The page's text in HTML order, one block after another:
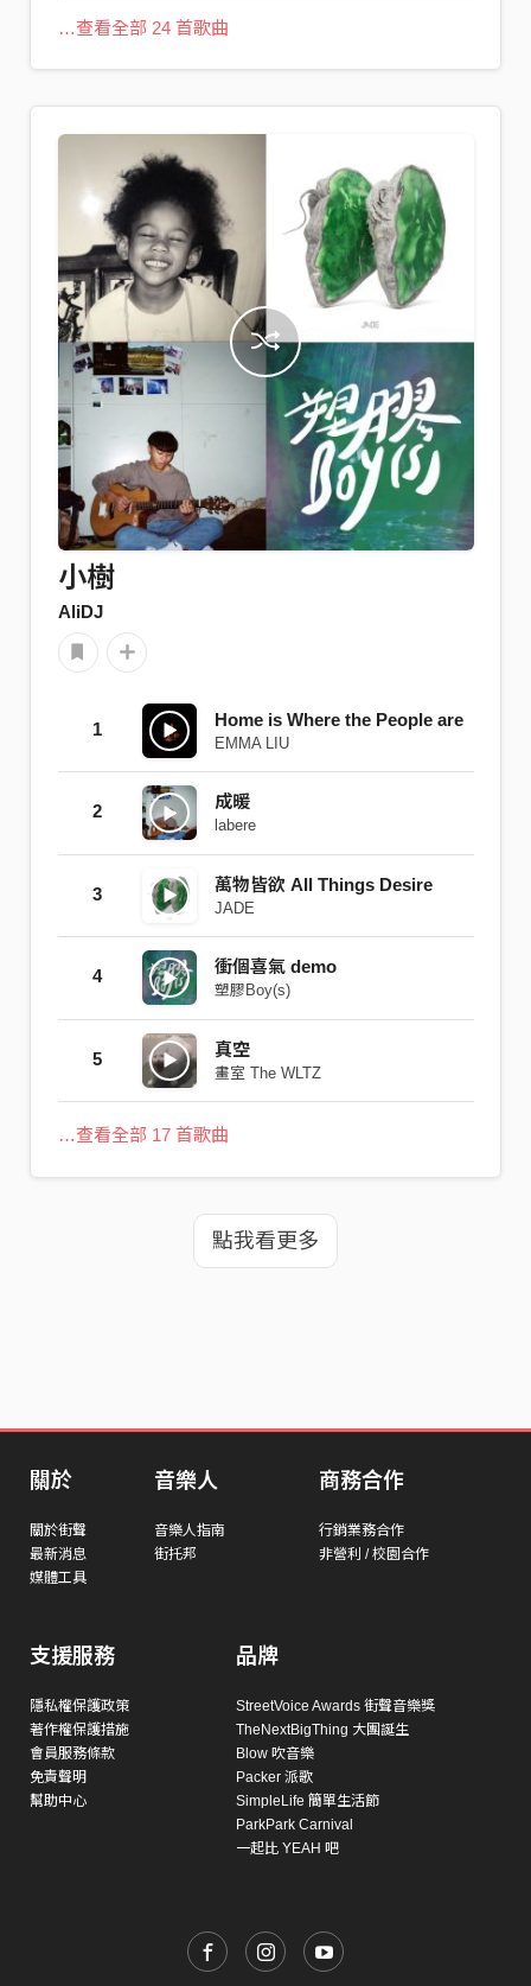
…查看全部 24 首歌曲
小樹
AliDJ
1 Home is Where the People are
EMMA LIU
2 成暖
labere
3 萬物皆欲 All Things Desire
JADE
4 衝個喜氣 demo
塑膠Boy(s)
5 真空
畫室 The WLTZ
…查看全部 17 首歌曲
點我看更多
關於
關於街聲
最新消息
媒體工具
音樂人
音樂人指南
街托邦
商務合作
行銷業務合作
非營利 / 校園合作
支援服務
隱私權保護政策
著作權保護措施
會員服務條款
免責聲明
幫助中心
品牌
StreetVoice Awards 街聲音樂獎
TheNextBigThing 大團誕生
Blow 吹音樂
Packer 派歌
SimpleLife 簡單生活節
ParkPark Carnival
一起比 YEAH 吧